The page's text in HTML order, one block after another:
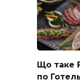
Що таке
по